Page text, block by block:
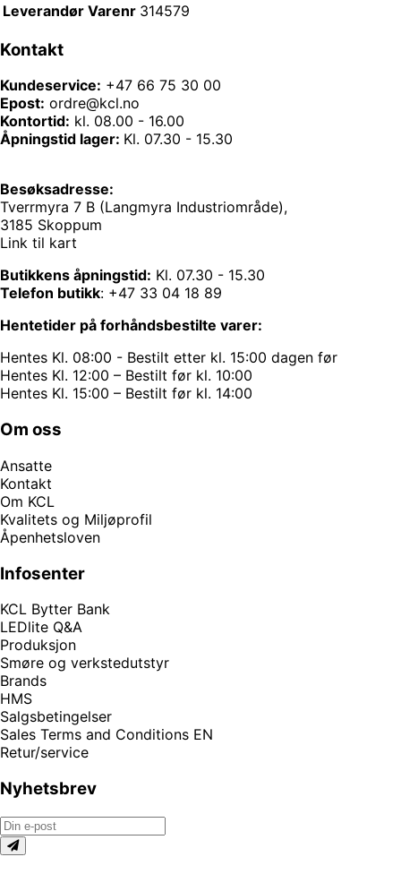
Leverandør Varenr 314579
Kontakt
Kundeservice: +47 66 75 30 00
Epost: ordre@kcl.no
Kontortid: kl. 08.00 - 16.00
Åpningstid lager: Kl. 07.30 - 15.30
Besøksadresse:
Tverrmyra 7 B (Langmyra Industriområde),
3185 Skoppum
Link til kart
Butikkens åpningstid: Kl. 07.30 - 15.30
Telefon butikk: +47 33 04 18 89
Hentetider på forhåndsbestilte varer:
Hentes Kl. 08:00 - Bestilt etter kl. 15:00 dagen før
Hentes Kl. 12:00 – Bestilt før kl. 10:00
Hentes Kl. 15:00 – Bestilt før kl. 14:00
Om oss
Ansatte
Kontakt
Om KCL
Kvalitets og Miljøprofil
Åpenhetsloven
Infosenter
KCL Bytter Bank
LEDlite Q&A
Produksjon
Smøre og verkstedutstyr
Brands
HMS
Salgsbetingelser
Sales Terms and Conditions EN
Retur/service
Nyhetsbrev